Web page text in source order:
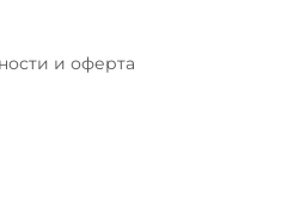
и оферта